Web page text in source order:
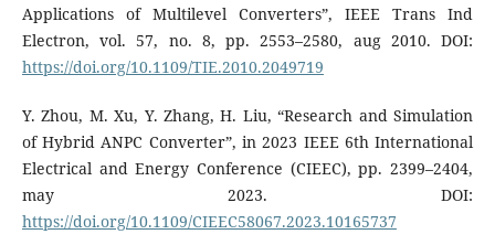
Applications of Multilevel Converters”, IEEE Trans Ind
Electron, vol. 57, no. 8, pp. 2553–2580, aug 2010. DOI:
https://doi.org/10.1109/TIE.2010.2049719
Y. Zhou, M. Xu, Y. Zhang, H. Liu, “Research and Simulation
of Hybrid ANPC Converter”, in 2023 IEEE 6th International
Electrical and Energy Conference (CIEEC), pp. 2399–2404,
may 2023. DOI:
https://doi.org/10.1109/CIEEC58067.2023.10165737